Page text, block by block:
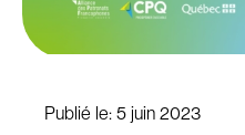
Publié le: 5 juin 2023